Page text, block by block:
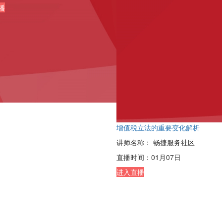
增值税立法的重要变化解析
讲师名称： 畅捷服务社区
直播时间： 01月07日
进入直播